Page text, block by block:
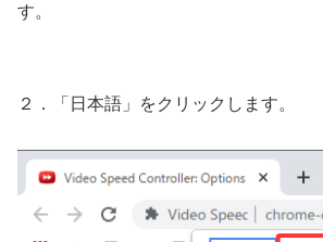
す。
２．「日本語」をクリックします。